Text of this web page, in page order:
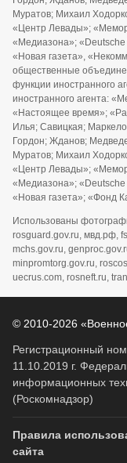
Муратов; Михаил
«Центр Левады»;
«Медиазона»;
«Новая газета»,
общественные
функции иностранного
иностранного агента:
«Настоящее время»;
Илья; Савицкая;
Гордон; Жданов;
Муратов; Михаил
«Центр Левады»;
«Медиазона»;
«Новая газета»; «Фонд
Использованы
rosguard.gov.ru, мвд.рф,
mchs.gov.ru,
minpromtorg.gov.ru,
uecrus.com, rosneft.ru,
© 2010-2026
Регистрационный
11.10.2019 г.
информационных
(Роскомнадзор)
Правила
сайта